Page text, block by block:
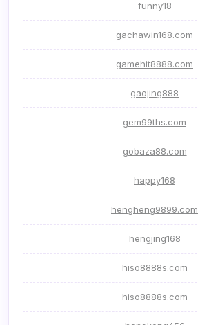
funny18
gachawin168.com
gamehit8888.com
gaojing888
gem99ths.com
gobaza88.com
happy168
hengheng9899.com
hengjing168
hiso8888s.com
hiso8888s.com